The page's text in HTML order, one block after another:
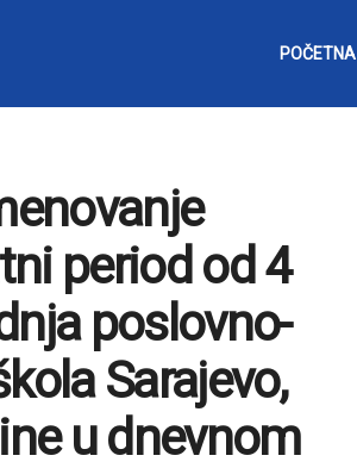
POČETNA
period od 4
poslovno-
Sarajevo,
u dnevnom